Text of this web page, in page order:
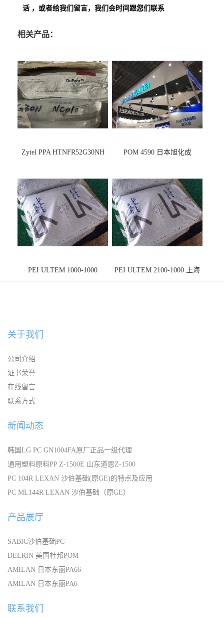
话 ，或者给我们留言，我们会时间跟您们联系
相关产品：
Zytel PPA HTNFR52G30NH POM 4590 日本旭化成
PEI ULTEM 1000-1000
PEI ULTEM 2100-1000 上海
关于我们
公司介绍
证书荣誉
在线留言
联系方式
新闻动态
韩国LG PC GN1004FA原厂正品一级代理
通用塑料原料PP Z-1500E 山东道恩Z-1500
PC 104R LEXAN 沙伯基础(原GE)的特点及应用
PC ML144R LEXAN 沙伯基础（原GE）
产品展厅
SABIC沙伯基础PC
DELRIN 美国杜邦POM
AMILAN 日本东丽PA66
AMILAN 日本东丽PA6
联系我们